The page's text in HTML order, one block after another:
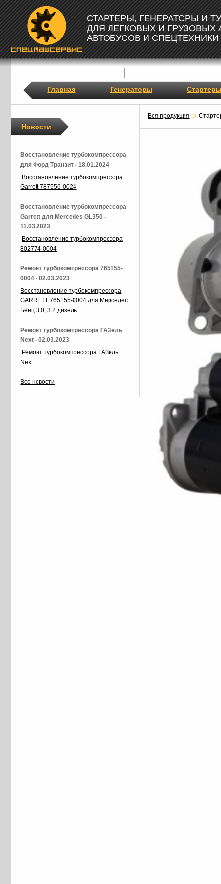
СТАРТЕРЫ, ГЕНЕРАТОРЫ И
ДЛЯ ЛЕГКОВЫХ И ГРУЗОВЫХ
АВТОБУСОВ И СПЕЦТЕХНИКИ
Главная Генераторы Стартеры
Вся продукция
Новости
Восстановление турбокомпрессора
для Форд Транзит - 18.01.2024
Восстановление турбокомпрессора
Garrett 787556-0024
Восстановление турбокомпрессора
Garrett для Mercedes GL350 -
11.03.2023
Восстановление турбокомпрессора
802774-0004
Ремонт турбокомпрессора 765155-
0004 - 02.03.2023
Восстановление турбокомпрессора
GARRETT 765155-0004 для Мерседес
Бенц 3.0, 3.2 дизель
Ремонт турбокомпрессора ГАЗель
Next - 02.03.2023
Ремонт турбокомпрессора ГАЗель
Next
Все новости